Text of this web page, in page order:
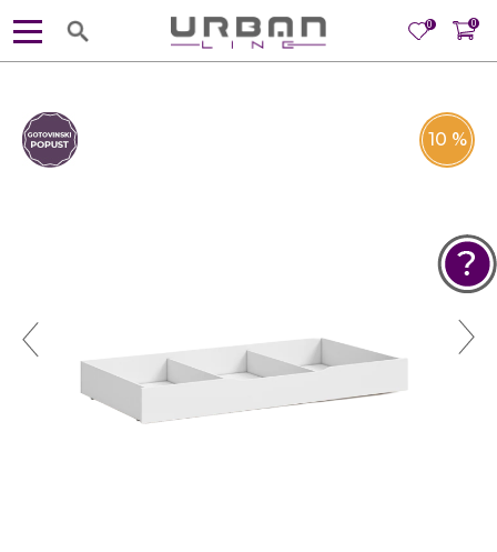
0
0
10 %
POMOĆ PRI KUPOVINI
Za više informacija, pomoć i
porudžbine
381 11 245 18 52